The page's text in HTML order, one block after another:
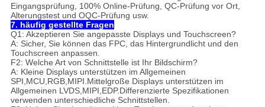
Eingangsprüfung, 100% Online-Prüfung, QC-Prüfung vor Ort,
Alterungstest und OQC-Prüfung usw.
7. häufig gestellte Fragen
Q1: Akzeptieren Sie angepasste Displays und Touchscreen?
A: Sicher, Sie können das FPC, das Hintergrundlicht und den
Touchscreen anpassen.
F2: Welche Art von Schnittstelle ist Ihr Bildschirm?
A: Kleine Displays unterstützen im Allgemeinen
SPI,MCU,RGB,MIPI.Mittelgroße Displays unterstützen im
Allgemeinen LVDS,MIPI,EDP.Differenzierte Spezifikationen
verwenden unterschiedliche Schnittstellen.